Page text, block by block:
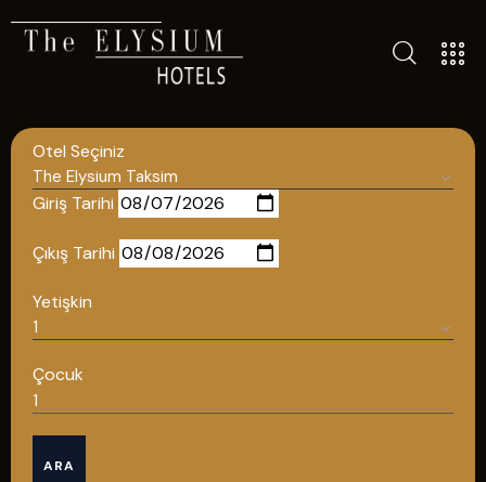
Otel Seçiniz
Giriş Tarihi
Çıkış Tarihi
Yetişkin
Çocuk
ARA
ALL HOTELS
POLICIES
TÜRKÇE
English